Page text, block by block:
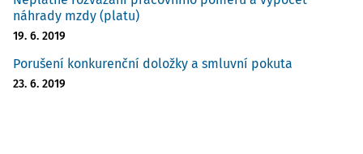
náhrady mzdy (platu)
19. 6. 2019
Porušení konkurenční doložky a smluvní pokuta
23. 6. 2019